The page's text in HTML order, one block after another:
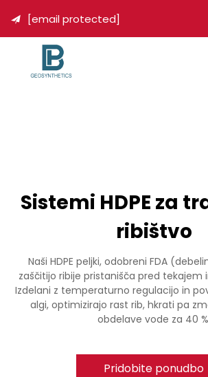
 [email protected]
Sistemi HDPE za
ribištvo
Naši HDPE peljki, odobreni FDA
zaščitijo ribije pristanišča pred tekajem
Izdelani z temperaturno regulacijo in
algi, optimizirajo rast rib, hkrati pa
obdelave vode za 40
Pridobite ponudbo